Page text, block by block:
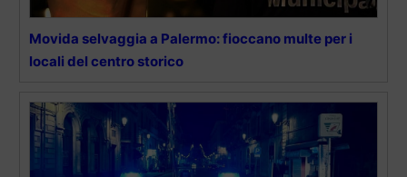
Movida selvaggia a Palermo: fioccano multe per i
locali del centro storico